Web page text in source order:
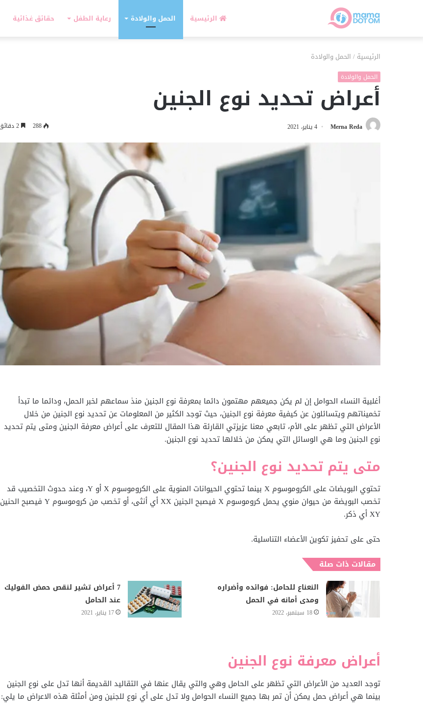
الرئيسية الحمل والولادة رعاية الطفل حقائق غذائية
الرئيسية / الحمل والولادة
الحمل والولادة
أعراض تحديد نوع الجنين
Merna Reda 4 يناير، 2021 288
أغلبية النساء الحوامل إن لم يكن جميعهم مهتمون دائما بمعرفة نوع الجنين منذ سماعهم لخبر الحمل، ودائما ما تبدأ
تخميناتهم ويتسائلون عن كيفية معرفة نوع الجنين، حيث توجد الكثير من المعلومات عن تحديد نوع الجنين من خلال
الأعراض التي تظهر على الأم، تابعي معنا عزيزتي القارئة هذا المقال للتعرف على أعراض معرفة الجنين ومتى يتم تحديد
نوع الجنين وما هي الوسائل التي يمكن من خلالها تحديد نوع الجنين.
متى يتم تحديد نوع الجنين؟
تحتوي البويضات على الكروموسوم X بينما تحتوي الحيوانات المنوية على الكروموسوم X أو Y، وعند حدوث التخصيب قد
تخصب البويضة من حيوان منوي يحمل كروموسوم X فيصبح الجنين XX أي أنثى، أو تخصب من كروموسوم Y فيصبح الحنين
XY أي ذكر.
حتى على تحفيز تكوين الأعضاء التناسلية.
مقالات ذات صلة
النعناع للحامل: فوائده وأضراره
ومدى أمانه في الحمل
18 سبتمبر، 2022
7 أعراض تشير لنقص حمض الفوليك
عند الحامل
17 يناير، 2021
أعراض معرفة نوع الجنين
توجد العديد من الأعراض التي تظهر على الحامل وهي والتي يقال عنها في التقاليد القديمة أنها تدل على نوع الجنين
بينما هي أعراض حمل يمكن أن تمر بها جميع النساء الحوامل ولا تدل على أي نوع للجنين ومن أمثلة هذه الاعراض ما يلي: